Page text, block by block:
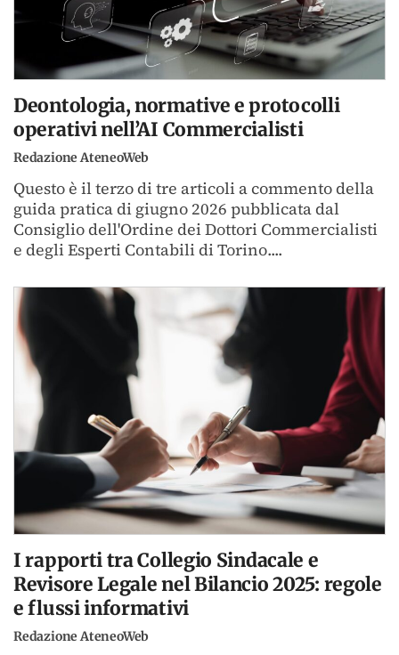
Deontologia, normative e protocolli
operativi nell’AI Commercialisti
Redazione AteneoWeb
Questo è il terzo di tre articoli a commento della
guida pratica di giugno 2026 pubblicata dal
Consiglio dell'Ordine dei Dottori Commercialisti
e degli Esperti Contabili di Torino....
I rapporti tra Collegio Sindacale e
Revisore Legale nel Bilancio 2025: regole
e flussi informativi
Redazione AteneoWeb